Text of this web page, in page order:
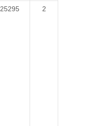
25295 2